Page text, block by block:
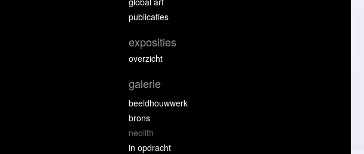
publicaties
exposities
overzicht
galerie
beeldhouwwerk
brons
neolith
in opdracht